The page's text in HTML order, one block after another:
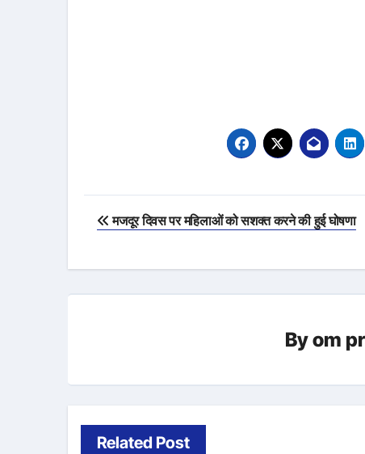
Post
मजदूर दिवस पर महिलाओं को सशक्त करने की हुई घोषणा
Byom
Related Post